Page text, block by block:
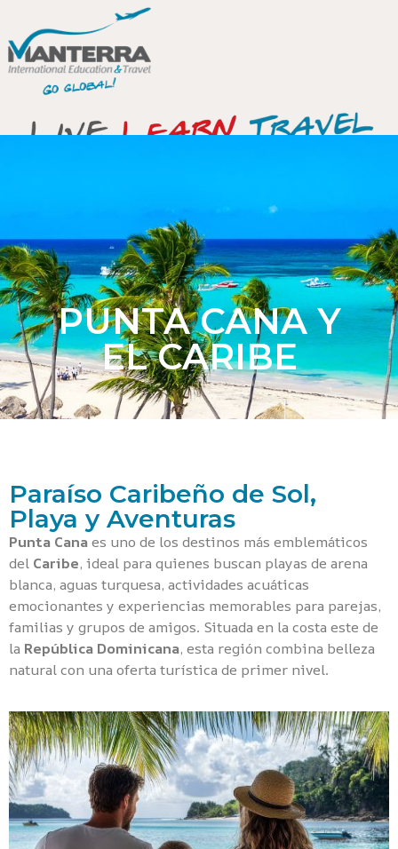
PUNTA CANA Y
EL CARIBE
Paraíso Caribeño de Sol,
Playa y Aventuras
Punta Canaes uno de los destinos más emblemáticos
del Caribe, ideal para quienes buscan playas de arena
blanca, aguas turquesa, actividades acuáticas
emocionantes y experiencias memorables para parejas,
familias y grupos de amigos. Situada en la costa este de
la República Dominicana, esta región combina belleza
natural con una oferta turística de primer nivel.